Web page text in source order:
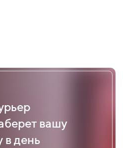
вашу
день